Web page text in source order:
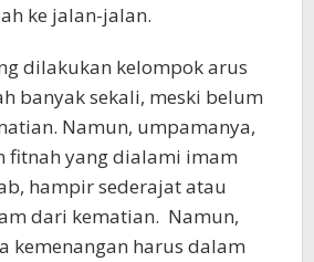
ke jalan-jalan.
dilakukan kelompok arus
banyak sekali, meski belum
Namun, umpamanya,
fitnah yang dialami imam
hampir sederajat atau
dari kematian. Namun,
kemenangan harus dalam